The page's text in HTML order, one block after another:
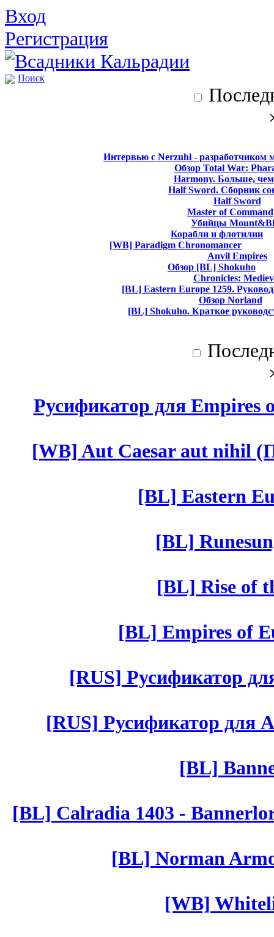
Вход
Регистрация
Поиск
Интервью с Nerzuhl - разработчиком
Обзор Total War:
Harmony. Больше,
Half Sword. Сборник
Half Sword
Master of Command
Убийцы
Корабли и флотилии
[WB] Paradigm Chronomancer
Anvil Empires
Обзор [BL] Shokuho
Chronicles:
[BL] Eastern Europe 1259.
Обзор Norland
[BL] Shokuho. Краткое
Русификатор для Empires
[WB] Aut Caesar aut nihil
[BL] Eastern
[BL]
[BL] Rise of
[BL] Empires of
[RUS] Русификатор
[RUS] Русификатор для
[BL]
[BL] Calradia 1403 -
[BL] Norman
[WB]